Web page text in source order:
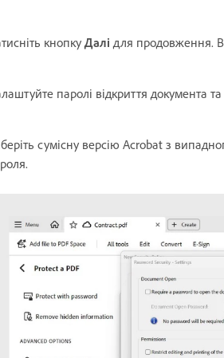
кнопкуДалі для продовження.
паролі відкриття документа
сумісну версію Acrobat з